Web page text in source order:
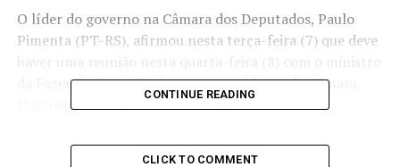
O líder do governo na Câmara dos Deputados, Paulo
Pimenta (PT-RS), afirmou nesta terça-feira (7) que deve
da Fazenda, Dario Durigan, e o presidente da Câmara,
Hugo Motta (Republicanos-PB), para tratar da
após reunião entre líderes partidários da Câmara.
CONTINUE READING
CLICK TO COMMENT